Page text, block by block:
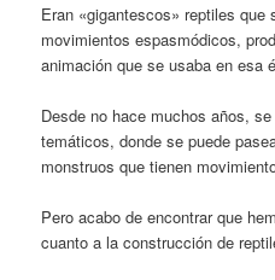
Eran «gigantescos» reptiles
movimientos espasmódicos,
animación que se usaba en esa
Desde no hace muchos años,
temáticos, donde se puede
monstruos que tienen
Pero acabo de encontrar que
cuanto a la construcción de